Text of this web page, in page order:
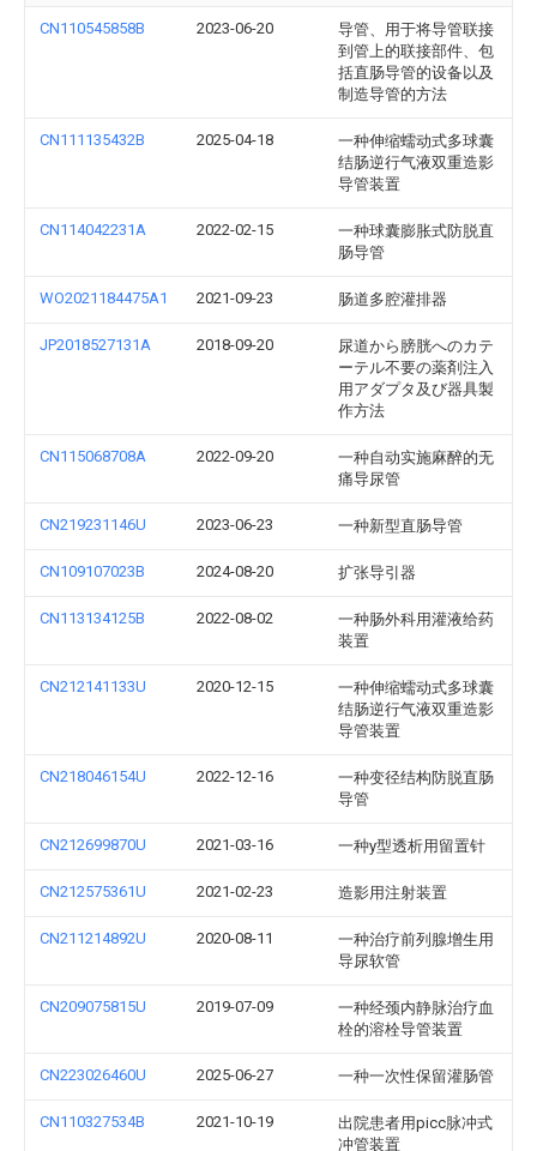
CN110545858B 2023-06-20
导管、用于将导管联接
到管上的联接部件、包
括直肠导管的设备以及
制造导管的方法
CN111135432B 2025-04-18
一种伸缩蠕动式多球囊
结肠逆行气液双重造影
导管装置
CN114042231A 2022-02-15
一种球囊膨胀式防脱直
肠导管
WO2021184475A1 2021-09-23 肠道多腔灌排器
JP2018527131A 2018-09-20
尿道から膀胱へのカテ
ーテル不要の薬剤注入
用アダプタ及び器具製
作方法
CN115068708A 2022-09-20
一种自动实施麻醉的无
痛导尿管
CN219231146U 2023-06-23 一种新型直肠导管
CN109107023B 2024-08-20 扩张导引器
CN113134125B 2022-08-02
一种肠外科用灌液给药
装置
CN212141133U 2020-12-15
一种伸缩蠕动式多球囊
结肠逆行气液双重造影
导管装置
CN218046154U 2022-12-16
一种变径结构防脱直肠
导管
CN212699870U 2021-03-16 一种y型透析用留置针
CN212575361U 2021-02-23 造影用注射装置
CN211214892U 2020-08-11
一种治疗前列腺增生用
导尿软管
CN209075815U 2019-07-09
一种经颈内静脉治疗血
栓的溶栓导管装置
CN223026460U 2025-06-27 一种一次性保留灌肠管
CN110327534B 2021-10-19
出院患者用picc脉冲式
冲管装置